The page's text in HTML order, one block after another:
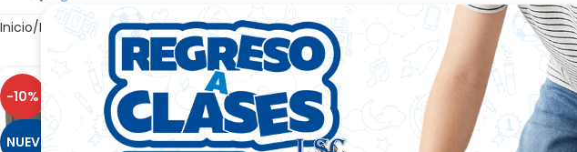
Inicio Protección Eléctrica
-10%
NUEVO
-20%
NUEVO